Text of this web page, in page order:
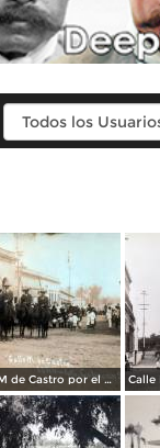
Calle M de Castro por el Fotógrafo A. W. Lohn.